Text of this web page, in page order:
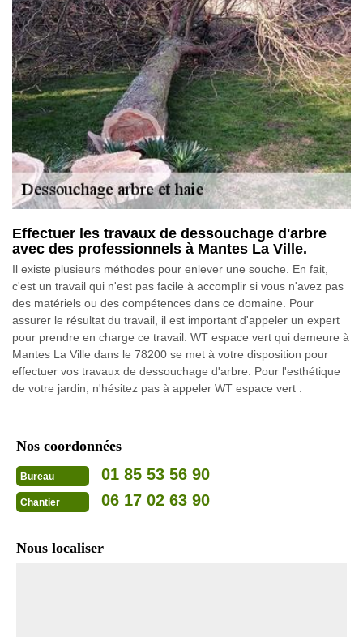
Effectuer les travaux de dessouchage d'arbre
avec des professionnels à Mantes La Ville.
Il existe plusieurs méthodes pour enlever une souche. En fait,
c'est un travail qui n'est pas facile à accomplir si vous n'avez pas
des matériels ou des compétences dans ce domaine. Pour
assurer le résultat du travail, il est important d'appeler un expert
pour prendre en charge ce travail. WT espace vert qui demeure à
Mantes La Ville dans le 78200 se met à votre disposition pour
effectuer vos travaux de dessouchage d'arbre. Pour l'esthétique
de votre jardin, n'hésitez pas à appeler WT espace vert .
Nos coordonnées
Bureau 01 85 53 56 90
Chantier 06 17 02 63 90
Nous localiser